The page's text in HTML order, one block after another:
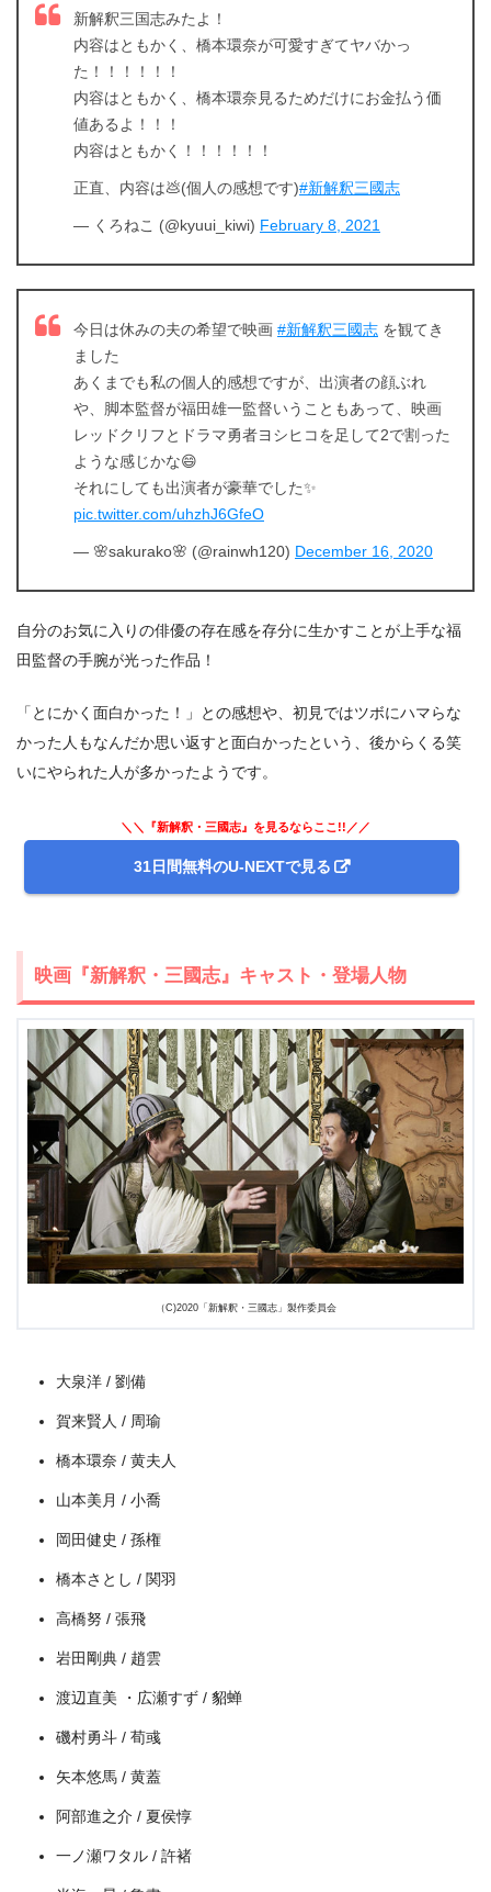
＼＼31日間無料!!お試し解約もOK／／
＼＼31日間無料!!お試し解約もOK／／
今すぐ無料でU-NEXTで見る
新解釈三国志みたよ！
内容はともかく、橋本環奈が可愛すぎてヤバかっ
た！！！！！！
内容はともかく、橋本環奈見るためだけにお金払う価
値あるよ！！！
内容はともかく！！！！！！
正直、内容は💩(個人の感想です)#新解釈三國志
— くろねこ (@kyuui_kiwi) February 8, 2021
今日は休みの夫の希望で映画 #新解釈三國志 を観てき
ました
あくまでも私の個人的感想ですが、出演者の顔ぶれ
や、脚本監督が福田雄一監督いうこともあって、映画
レッドクリフとドラマ勇者ヨシヒコを足して2で割った
ような感じかな😄
それにしても出演者が豪華でした✨
pic.twitter.com/uhzhJ6GfeO
— 🌸sakurako🌸 (@rainwh120) December 16, 2020
自分のお気に入りの俳優の存在感を存分に生かすことが上手な福
田監督の手腕が光った作品！
「とにかく面白かった！」との感想や、初見ではツボにハマらな
かった人もなんだか思い返すと面白かったという、後からくる笑
いにやられた人が多かったようです。
＼＼『新解釈・三國志』を見るならここ!!／／
31日間無料のU-NEXTで見る
映画『新解釈・三國志』キャスト・登場人物
（C)2020「新解釈・三國志」製作委員会
大泉洋 / 劉備
賀来賢人 / 周瑜
橋本環奈 / 黄夫人
山本美月 / 小喬
岡田健史 / 孫権
橋本さとし / 関羽
高橋努 / 張飛
岩田剛典 / 趙雲
渡辺直美 ・広瀬すず / 貂蝉
磯村勇斗 / 荀彧
矢本悠馬 / 黄蓋
阿部進之介 / 夏侯惇
一ノ瀬ワタル / 許褚